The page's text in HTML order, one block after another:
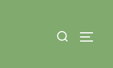
Rechercher :